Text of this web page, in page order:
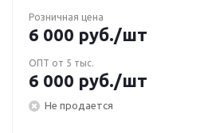
Розничная цена
6 000 руб./шт
ОПТ от 5 тыс.
6 000 руб./шт
Не продается